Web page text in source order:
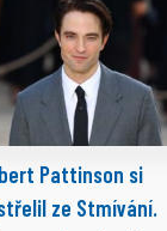
Pattinson si
ze Stmívání.